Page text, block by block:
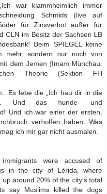
war klammheimlich immer
Schmids (live auf
für Zinsverbot außer für
CLN im Besitz der Sachsen LB
Beim SPIEGEL keine
mehr, sondern nur noch von
dem Jemen (Imam Münchau:
Theorie (Sektion FH
Es lebe die „Ich hau dir in die
Und das hunde- und
Und ich war einer der ersten,
verholfen haben. Was
ich mir gar nicht ausmalen.
were accused of
in the city of Lérida, where
around 20% of the city's total
say Muslims killed the dogs